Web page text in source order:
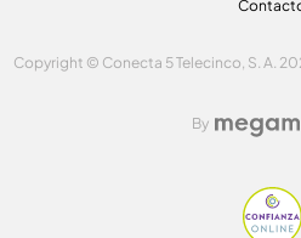
Copyright © Conecta 5 Telecinco, S. A.
By